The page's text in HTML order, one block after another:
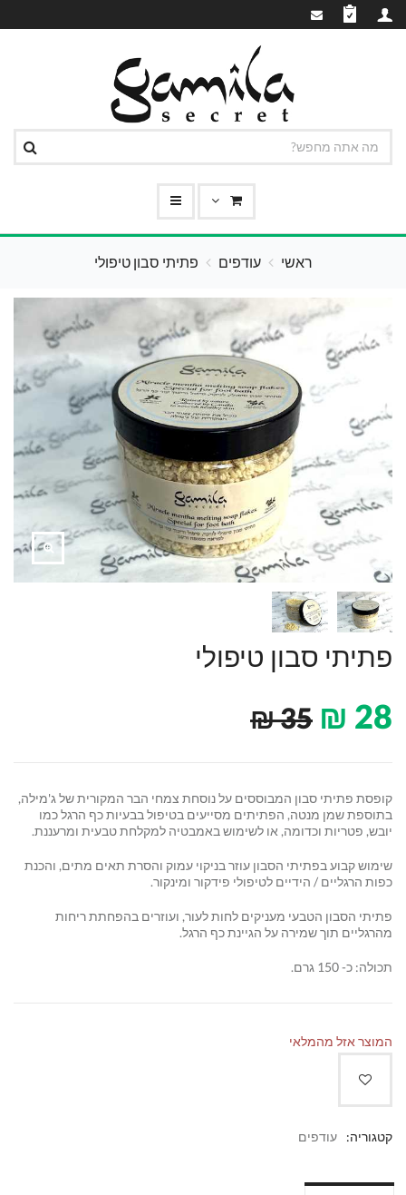
ראשי עודפים פתיתי סבון טיפולי
פתיתי סבון טיפולי
28
₪
35
₪
קופסת פתיתי סבון המבוססים על נוסחת צמחי הבר המקורית של ג'מילה,
בתוספת שמן מנטה, הפתיתים מסייעים בטיפול בבעיות כף הרגל כמו
יובש, פטריות וכדומה, או לשימוש באמבטיה למקלחת טבעית ומרעננת.
שימוש קבוע בפתיתי הסבון עוזר בניקוי עמוק והסרת תאים מתים, והכנת
כפות הרגליים / הידיים לטיפולי פידקור ומינקור.
פתיתי הסבון הטבעי מעניקים לחות לעור, ועוזרים בהפחתת ריחות
מהרגליים תוך שמירה על הגיינת כף הרגל.
תכולה: כ- 150 גרם.
המוצר אזל מהמלאי
קטגוריה: עודפים